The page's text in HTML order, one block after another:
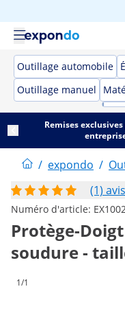
Outillage automobile
Outillage manuel
Remises
/ expondo /
(1) avis
Numéro d'article:
Protège-
soudure -
1/1